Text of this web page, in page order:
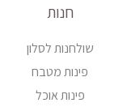
חנות
שולחנות לסלון
פינות מטבח
פינות אוכל